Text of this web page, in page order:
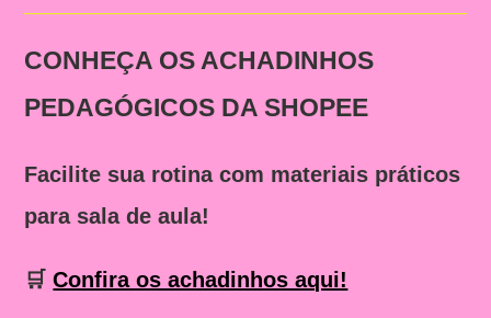
CONHEÇA OS ACHADINHOS
PEDAGÓGICOS DA SHOPEE
Facilite sua rotina com materiais práticos
para sala de aula!
🛒Confira os achadinhos aqui!